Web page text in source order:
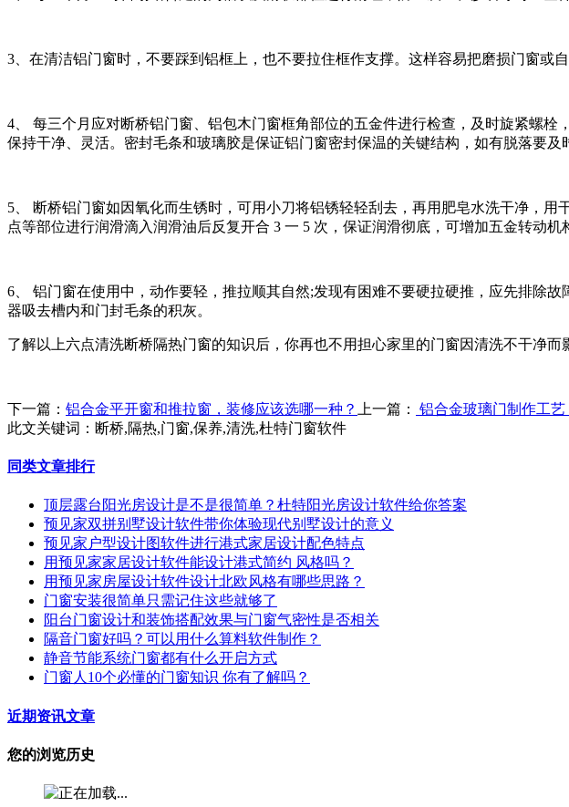
3、在清洁铝门窗时，不要踩到铝框上，也不要拉住框作支撑。这样容易把磨损门窗或自
4、 每三个月应对断桥铝门窗、铝包木门窗框角部位的五金件进行检查，及时旋紧螺
保持干净、灵活。密封毛条和玻璃胶是保证铝门窗密封保温的关键结构，如有脱落要及
5、 断桥铝门窗如因氧化而生锈时，可用小刀将铝锈轻轻刮去，再用肥皂水洗干净，
点等部位进行润滑滴入润滑油后反复开合 3 一 5 次，保证润滑彻底，可增加五金转动机
6、 铝门窗在使用中，动作要轻，推拉顺其自然;发现有困难不要硬拉硬推，应先排除
器吸去槽内和门封毛条的积灰。
了解以上六点清洗断桥隔热门窗的知识后，你再也不用担心家里的门窗因清洗不干净而
下一篇： 铝合金平开窗和推拉窗，装修应该选哪一种？ 上一篇：
铝合金玻璃门制作工
此文关键词： 断桥,隔热,门窗,保养,清洗,杜特门窗软件
同类文章排行
顶层露台阳光房设计是不是很简单？杜特阳光房设计软件给你答案
预见家双拼别墅设计软件带你体验现代别墅设计的意义
预见家户型设计图软件进行港式家居设计配色特点
用预见家家居设计软件能设计港式简约 风格吗？
用预见家房屋设计软件设计北欧风格有哪些思路？
门窗安装很简单只需记住这些就够了
阳台门窗设计和装饰搭配效果与门窗气密性是否相关
隔音门窗好吗？可以用什么算料软件制作？
静音节能系统门窗都有什么开启方式
门窗人10个必懂的门窗知识 你有了解吗？
近期资讯文章
您的浏览历史